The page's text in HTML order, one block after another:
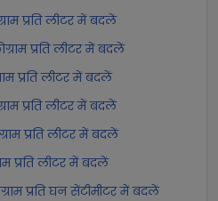
प्रति लीटर में बदलें
प्रति लीटर में बदलें
प्रति लीटर में बदलें
प्रति लीटर में बदलें
प्रति लीटर में बदलें
प्रति लीटर में बदलें
प्रति घन सेंटीमीटर में बदलें